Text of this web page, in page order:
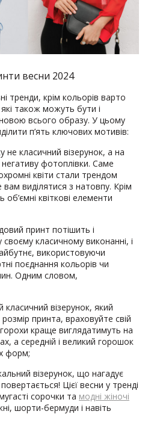
весни 2024
тренди, крім кольорів варто
також можуть бути і
всього образу. У цьому
п’ять ключових мотивів:
не класичний візерунок, а на
фотоплівки. Саме
квіти стали трендом
виділятися з натовпу. Крім
об’ємні квіткові елементи
принт потішить і
класичному виконанні, і
використовуючи
поєднання кольорів чи
Одним словом,
класичний візерунок, який
принта, враховуйте свій
горохи краще виглядатимуть на
а середній і великий горошок
форм;
візерунок, що нагадує
Цієї весни у тренді
сорочки та модні жіночі
шорти-бермуди і навіть